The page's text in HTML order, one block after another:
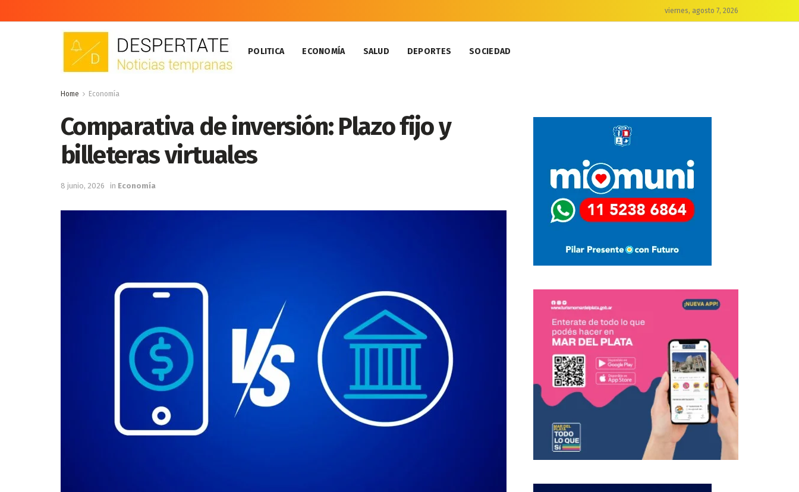
viernes, agosto 7, 2026
POLITICA ECONOMÍA SALUD DEPORTES SOCIEDAD
Home Economía
Comparativa de inversión: Plazo fijo y
billeteras virtuales
8 junio, 2026 in Economía